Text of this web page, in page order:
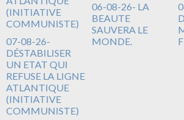
07-08-26-
DÉSTABILISER
UN ETAT QUI
REFUSE LA LIGNE
ATLANTIQUE
(INITIATIVE
COMMUNISTE)
06-08-26- LA
BEAUTE
SAUVERA LE
MONDE.